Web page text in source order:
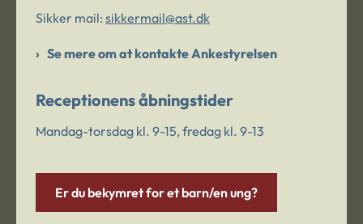
Sikker mail: sikkermail@ast.dk
Se mere om at kontakte Ankestyrelsen
Receptionens åbningstider
Mandag-torsdag kl. 9-15, fredag kl. 9-13
Er du bekymret for et barn/en ung?